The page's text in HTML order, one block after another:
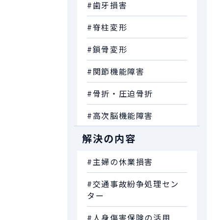
#歯牙損害
#脊柱変形
#鎖骨変形
#関節機能障害
#骨折・圧迫骨折
#高次脳機能障害
解決の内容
#主婦の休業損害
#交通事故紛争処理セン
ター
#人身傷害保険の活用